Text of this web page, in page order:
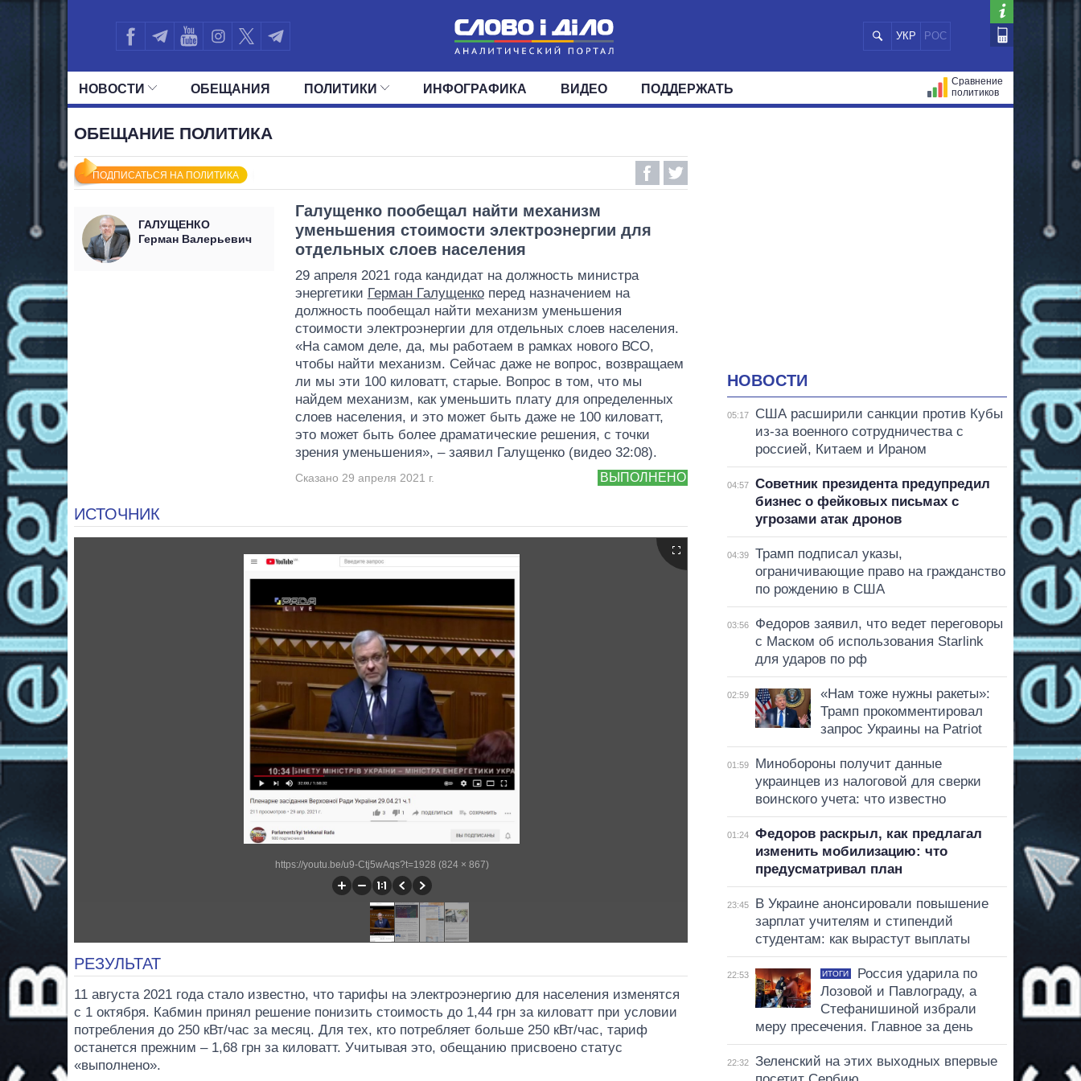
УКР РОС
НОВОСТИ
МИР
ОБЕЩАНИЯ ПОЛИТИКИ
ОКРУГА
ИНФОГРАФИКА ВИДЕО ПОДДЕРЖАТЬ
Сравнение
политиков
ОБЕЩАНИЕ ПОЛИТИКА
ПОДПИСАТЬСЯ НА ПОЛИТИКА
ГАЛУЩЕНКО
Герман Валерьевич
Галущенко пообещал найти механизм
уменьшения стоимости электроэнергии для
отдельных слоев населения
29 апреля 2021 года кандидат на должность министра
энергетики Герман Галущенкоперед назначением на
должность пообещал найти механизм уменьшения
стоимости электроэнергии для отдельных слоев населения.
«На самом деле, да, мы работаем в рамках нового ВСО,
чтобы найти механизм. Сейчас даже не вопрос, возвращаем
ли мы эти 100 киловатт, старые. Вопрос в том, что мы
найдем механизм, как уменьшить плату для определенных
слоев населения, и это может быть даже не 100 киловатт,
это может быть более драматические решения, с точки
зрения уменьшения», – заявил Галущенко (видео 32:08).
ВЫПОЛНЕНО
Сказано 29 апреля 2021 г.
ИСТОЧНИК
https://youtu.be/u9-Ctj5wAqs?t=1928 (824 × 867)
РЕЗУЛЬТАТ
11 августа 2021 года стало известно, что тарифы на электроэнергию для населения изменятся
с 1 октября. Кабмин принял решение понизить стоимость до 1,44 грн за киловатт при условии
потребления до 250 кВт/час за месяц. Для тех, кто потребляет больше 250 кВт/час, тариф
останется прежним – 1,68 грн за киловатт. Учитывая это, обещанию присвоено статус
«выполнено».
НОВОСТИ
05:17
США расширили санкции против Кубы
из-за военного сотрудничества с
россией, Китаем и Ираном
04:57
Советник президента предупредил
бизнес о фейковых письмах с
угрозами атак дронов
04:39
Трамп подписал указы,
ограничивающие право на гражданство
по рождению в США
03:56
Федоров заявил, что ведет переговоры
с Маском об использования Starlink
для ударов по рф
02:59
«Нам тоже нужны ракеты»:
Трамп прокомментировал
запрос Украины на Patriot
01:59
Минобороны получит данные
украинцев из налоговой для сверки
воинского учета: что известно
01:24
Федоров раскрыл, как предлагал
изменить мобилизацию: что
предусматривал план
23:45
В Украине анонсировали повышение
зарплат учителям и стипендий
студентам: как вырастут выплаты
22:53 ИТОГИ
Россия ударила по
Лозовой и Павлограду, а
Стефанишиной избрали
меру пресечения. Главное за день
22:32
Зеленский на этих выходных впервые